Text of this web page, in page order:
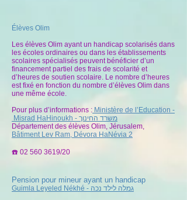
Élèves Olim
Les élèves Olim ayant un handicap scolarisés dans
les écoles ordinaires ou dans les établissements
scolaires spécialisés peuvent bénéficier d’un
financement partiel des frais de scolarité et
d’heures de soutien scolaire. Le nombre d’heures
est fixé en fonction du nombre d’élèves Olim dans
une même école.
Pour plus d’informations : Ministère de l’Education -
Misrad HaHinoukh - משרד החינוך
Département des élèves Olim, Jérusalem,
Bâtiment Lev Ram, Dévora HaNévia 2
☎️ 02 560 3619/20
Pension pour mineur ayant un handicap
Guimla Leyeled Nékhé - גמלה לילד נכה